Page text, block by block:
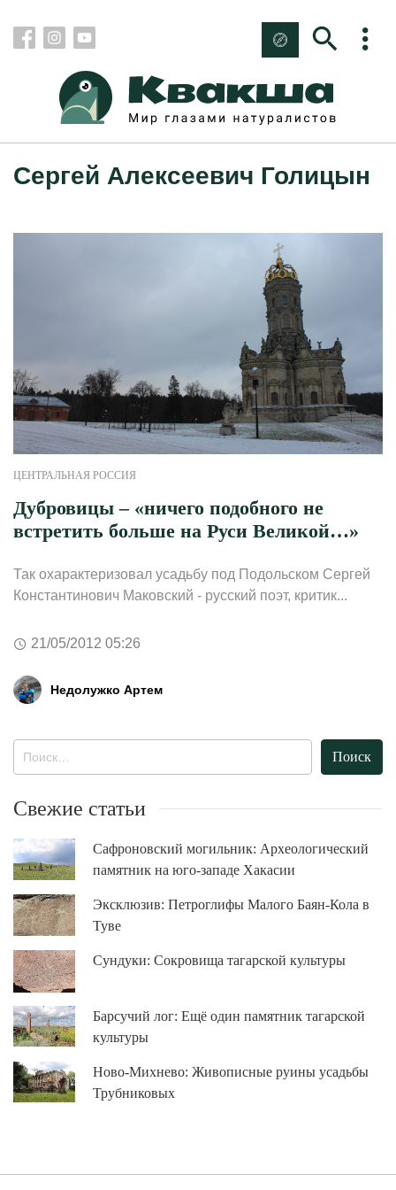
Сергей Алексеевич Голицын
ЦЕНТРАЛЬНАЯ РОССИЯ
Дубровицы – «ничего подобного не
встретить больше на Руси Великой…»
Так охарактеризовал усадьбу под Подольском Сергей
Константинович Маковский - русский поэт, критик...
21/05/2012 05:26
Недолужко Артем
Свежие статьи
Сафроновский могильник: Археологический
памятник на юго-западе Хакасии
Эксклюзив: Петроглифы Малого Баян-Кола в
Туве
Сундуки: Сокровища тагарской культуры
Барсучий лог: Ещё один памятник тагарской
культуры
Ново-Михнево: Живописные руины усадьбы
Трубниковых